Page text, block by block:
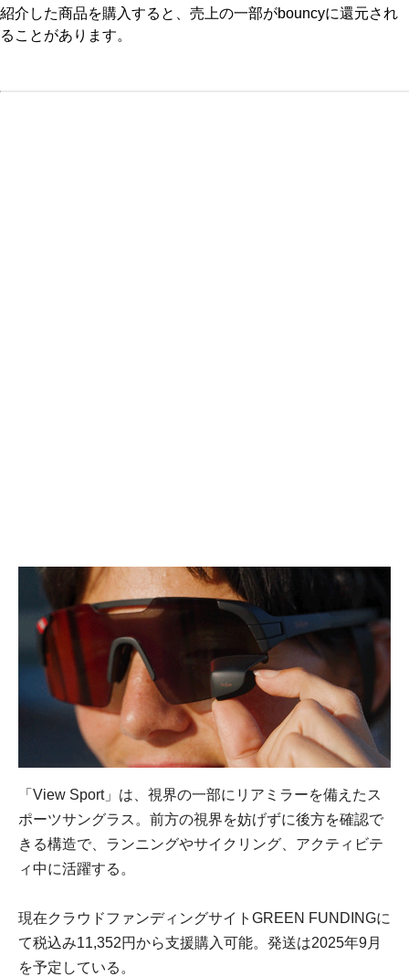
紹介した商品を購入すると、売上の一部がbouncyに還元され
ることがあります。
「View Sport」は、視界の一部にリアミラーを備えたス
ポーツサングラス。前方の視界を妨げずに後方を確認で
きる構造で、ランニングやサイクリング、アクティビテ
ィ中に活躍する。
現在クラウドファンディングサイトGREEN FUNDINGに
て税込み11,352円から支援購入可能。発送は2025年9月
を予定している。